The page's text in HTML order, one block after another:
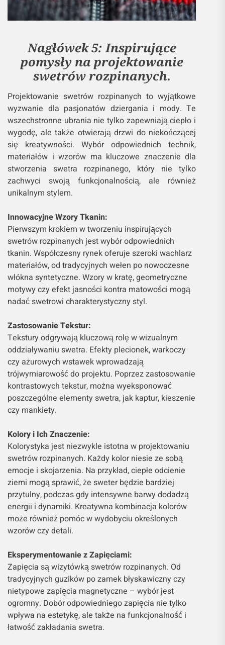
Nagłówek 5: Inspirujące
pomysły na projektowanie
swetrów rozpinanych.
Projektowanie swetrów rozpinanych to wyjątkowe
wyzwanie dla pasjonatów dziergania i mody. Te
wszechstronne ubrania nie tylko zapewniają ciepło i
wygodę, ale także otwierają drzwi do niekończącej
się kreatywności. Wybór odpowiednich technik,
materiałów i wzorów ma kluczowe znaczenie dla
stworzenia swetra rozpinanego, który nie tylko
zachwyci swoją funkcjonalnością, ale również
unikalnym stylem.
Innowacyjne Wzory Tkanin:
Pierwszym krokiem w tworzeniu inspirujących
swetrów rozpinanych jest wybór odpowiednich
tkanin. Współczesny rynek oferuje szeroki wachlarz
materiałów, od tradycyjnych wełen po nowoczesne
włókna syntetyczne. Wzory w kratę, geometryczne
motywy czy efekt jasności kontra matowości mogą
nadać swetrowi charakterystyczny styl.
Zastosowanie Tekstur:
Tekstury odgrywają kluczową rolę w wizualnym
oddziaływaniu swetra. Efekty plecionek, warkoczy
czy ażurowych wstawek wprowadzają
trójwymiarowość do projektu. Poprzez zastosowanie
kontrastowych tekstur, można wyeksponować
poszczególne elementy swetra, jak kaptur, kieszenie
czy mankiety.
Kolory i Ich Znaczenie:
Kolorystyka jest niezwykle istotna w projektowaniu
swetrów rozpinanych. Każdy kolor niesie ze sobą
emocje i skojarzenia. Na przykład, ciepłe odcienie
ziemi mogą sprawić, że sweter będzie bardziej
przytulny, podczas gdy intensywne barwy dodadzą
energii i dynamiki. Kreatywna kombinacja kolorów
może również pomóc w wydobyciu określonych
wzorów czy detali.
Eksperymentowanie z Zapięciami:
Zapięcia są wizytówką swetrów rozpinanych. Od
tradycyjnych guzików po zamek błyskawiczny czy
nietypowe zapięcia magnetyczne – wybór jest
ogromny. Dobór odpowiedniego zapięcia nie tylko
wpływa na estetykę, ale także na funkcjonalność i
łatwość zakładania swetra.